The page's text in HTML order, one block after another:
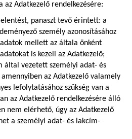
Adatkezelő rendelkezésére:
panaszt tevő érintett: a
személy azonosításához
adatok mellett az általa önként
is kezeli az Adatkezelő;
által vezetett személyi adat- és
az Adatkezelő valamely
lefolytatásához szükség van a
az Adatkezelő rendelkezésére álló
nem elérhető, úgy az Adatkezelő
a személyi adat- és lakcím-